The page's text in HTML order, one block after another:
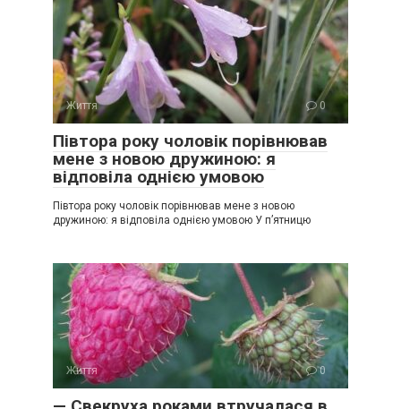
Життя 0
Півтора року чоловік порівнював
мене з новою дружиною: я
відповіла однією умовою
Півтора року чоловік порівнював мене з новою
дружиною: я відповіла однією умовою У п’ятницю
Життя 0